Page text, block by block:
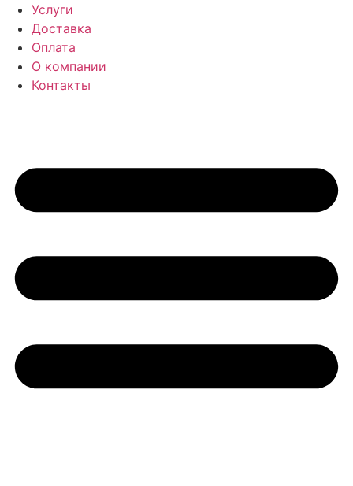
Перейти
содержимому
Услуги
Доставка
Оплата
О компании
Контакты